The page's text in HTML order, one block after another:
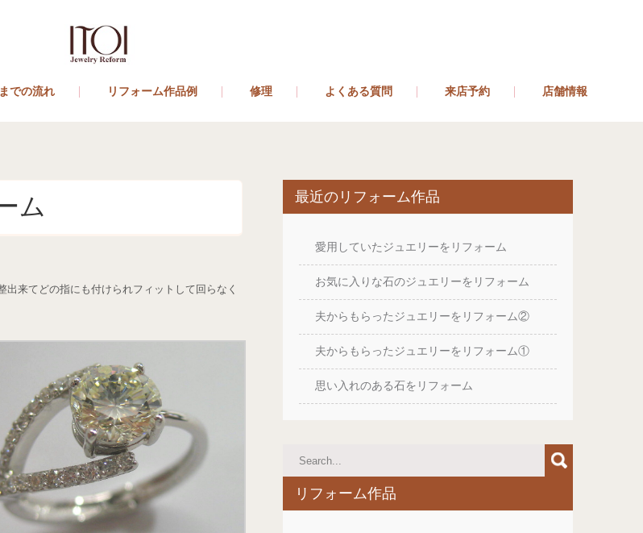
での流れ リフォーム作品例 修理 よくある質問 来店予約 店舗情報
ム
来てどの指にも付けられフィットして回らなく
最近のリフォーム作品
愛用していたジュエリーをリフォーム
お気に入りな石のジュエリーをリフォーム
夫からもらったジュエリーをリフォーム②
夫からもらったジュエリーをリフォーム①
思い入れのある石をリフォーム
リフォーム作品